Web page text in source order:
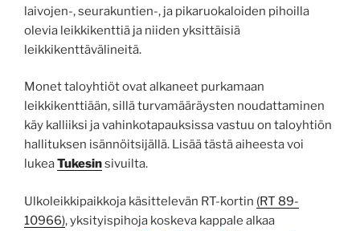
laivojen-, seurakuntien-, ja pikaruokaloiden pihoilla
olevia leikkikenttiä ja niiden yksittäisiä
leikkikenttävälineitä.
Monet taloyhtiöt ovat alkaneet purkamaan
leikkikenttiään, sillä turvamääräysten noudattaminen
käy kalliiksi ja vahinkotapauksissa vastuu on taloyhtiön
hallituksen isännöitsijällä. Lisää tästä aiheesta voi
lukeaTukesinsivuilta.
Ulkoleikkipaikkoja käsittelevän RT-kortin (RT 89-
10966), yksityispihoja koskeva kappale alkaa